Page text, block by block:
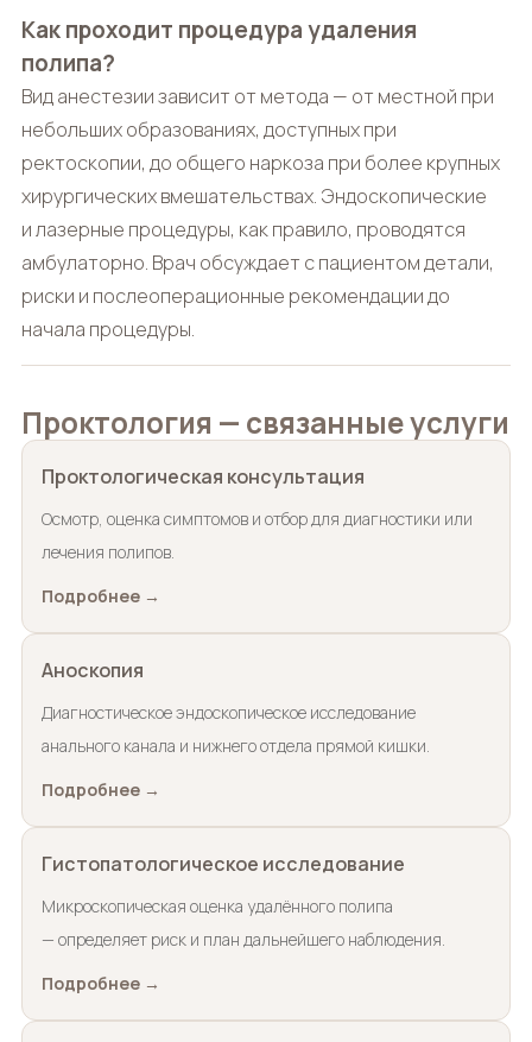
Как проходит процедура удаления
полипа?
Вид анестезии зависит от метода — от местной при
небольших образованиях, доступных при
ректоскопии, до общего наркоза при более крупных
хирургических вмешательствах. Эндоскопические
и лазерные процедуры, как правило, проводятся
амбулаторно. Врач обсуждает с пациентом детали,
риски и послеоперационные рекомендации до
начала процедуры.
Проктология — связанные услуги
Проктологическая консультация
Осмотр, оценка симптомов и отбор для диагностики или
лечения полипов.
Подробнее →
Аноскопия
Диагностическое эндоскопическое исследование
анального канала и нижнего отдела прямой кишки.
Подробнее →
Гистопатологическое исследование
Микроскопическая оценка удалённого полипа
— определяет риск и план дальнейшего наблюдения.
Подробнее →